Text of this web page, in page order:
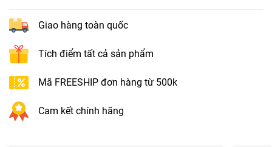
Giao hàng toàn quốc
Tích điểm tất cả sản phẩm
Mã FREESHIP đơn hàng từ 500k
Cam kết chính hãng